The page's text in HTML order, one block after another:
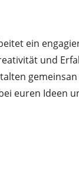
ein
und
euren Ideen